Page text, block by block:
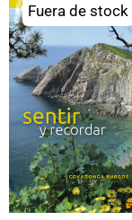
Fuera de stock